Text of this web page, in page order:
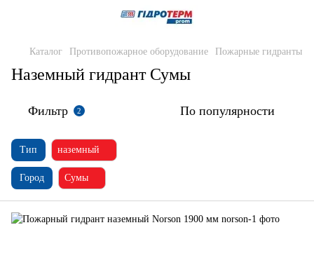
Каталог Противопожарное оборудование Пожарные гидранты
Наземный гидрант Сумы
Фильтр 2 По популярности
Тип наземный
Город Сумы